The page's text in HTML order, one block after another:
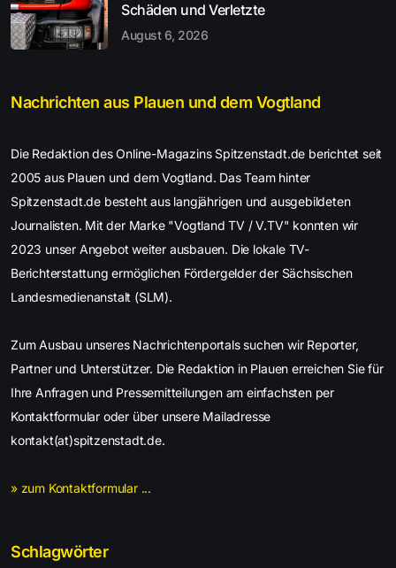
Schäden und Verletzte
August 6, 2026
Nachrichten aus Plauen und dem Vogtland
Die Redaktion des Online-Magazins Spitzenstadt.de berichtet seit
2005 aus Plauen und dem Vogtland. Das Team hinter
Spitzenstadt.de besteht aus langjährigen und ausgebildeten
Journalisten. Mit der Marke "Vogtland TV / V.TV" konnten wir
2023 unser Angebot weiter ausbauen. Die lokale TV-
Berichterstattung ermöglichen Fördergelder der Sächsischen
Landesmedienanstalt (SLM).
Zum Ausbau unseres Nachrichtenportals suchen wir Reporter,
Partner und Unterstützer. Die Redaktion in Plauen erreichen Sie für
Ihre Anfragen und Pressemitteilungen am einfachsten per
Kontaktformular oder über unsere Mailadresse
kontakt(at)spitzenstadt.de.
» zum Kontaktformular ...
Schlagwörter